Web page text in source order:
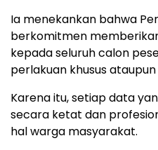
Ia menekankan bahwa
berkomitmen
kepada seluruh calon
perlakuan khusus
Karena itu, setiap data
secara ketat dan
hal warga masyarakat.